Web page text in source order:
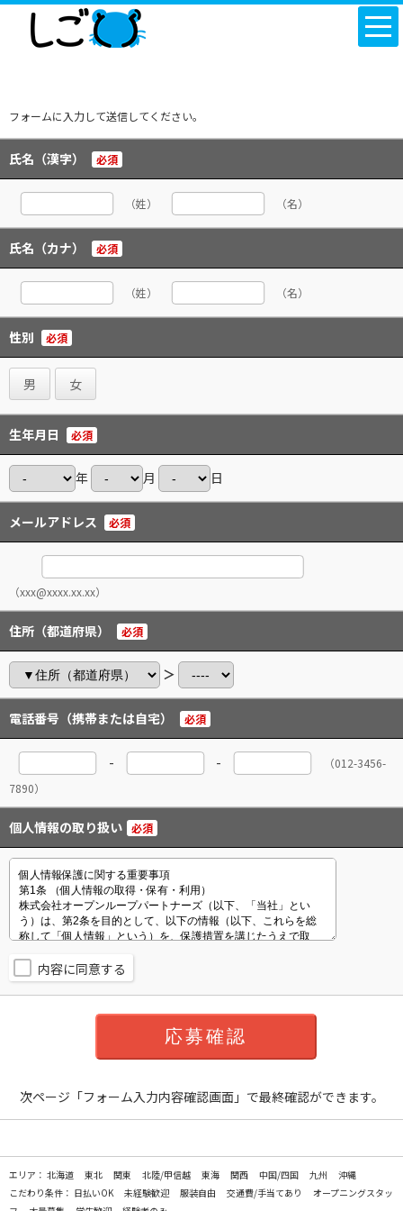
フォームに入力して送信してください。
氏名（漢字） 必須
（姓） （名）
氏名（カナ） 必須
（姓） （名）
性別 必須
男 女
生年月日 必須
年 月 日
メールアドレス 必須
（xxx@xxxx.xx.xx）
住所（都道府県） 必須
＞
電話番号（携帯または自宅） 必須
- -
（012-3456-
7890）
個人情報の取り扱い 必須
内容に同意する
次ページ「フォーム入力内容確認画面」で最終確認ができます。
エリア： 北海道 東北 関東 北陸/甲信越 東海 関西 中国/四国 九州
沖縄
こだわり条件： 日払いOK 未経験歓迎 服装自由 交通費/手当てあり
オープニングスタッ